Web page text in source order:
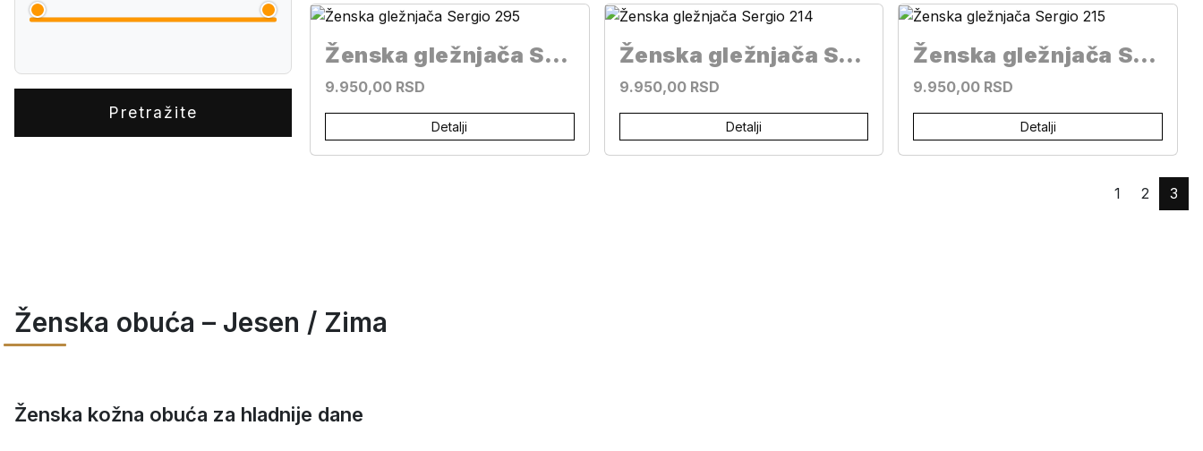
Pretražite
Ženska gležnjača Sergio 295
9.950,00 RSD
Detalji
Ženska gležnjača Sergio 214
9.950,00 RSD
Detalji
Ženska gležnjača Sergio 215
9.950,00 RSD
Detalji
1 2 3
Ženska obuća – Jesen / Zima
Ženska kožna obuća za hladnije dane